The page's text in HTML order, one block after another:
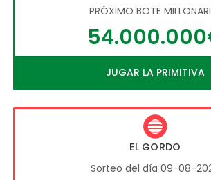
PRÓXIMO BOTE
JUGAR LA PRIMITIVA
EL GORDO
Sorteo del día 09-08-